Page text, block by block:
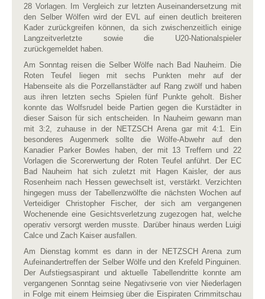
28 Vorlagen. Im Vergleich zur letzten Auseinandersetzung mit
den Selber Wölfen wird der EVL auf einen deutlich breiteren
Kader zurückgreifen können, da sich zwischenzeitlich einige
Langzeitverletzte sowie die U20-Nationalspieler
zurückgemeldet haben.
Am Sonntag reisen die Selber Wölfe nach Bad Nauheim. Die
Roten Teufel liegen mit sechs Punkten mehr auf der
Habenseite als die Porzellanstädter auf Rang zwölf und haben
aus ihren letzten sechs Spielen fünf Punkte geholt. Bisher
konnte das Wolfsrudel beide Partien gegen die Kurstädter in
dieser Saison für sich entscheiden. In Nauheim gewann man
mit 3:2, zuhause in der NETZSCH Arena gar mit 4:1. Ein
besonderes Augenmerk sollte die Wölfe-Abwehr auf den
Kanadier Parker Bowles haben, der mit 13 Treffern und 22
Vorlagen die Scorerwertung der Roten Teufel anführt. Der EC
Bad Nauheim hat sich zuletzt mit Hagen Kaisler, der aus
Rosenheim nach Hessen gewechselt ist, verstärkt. Verzichten
hingegen muss der Tabellenzwölfte die nächsten Wochen auf
Verteidiger Christopher Fischer, der sich am vergangenen
Wochenende eine Gesichtsverletzung zugezogen hat, welche
operativ versorgt werden musste. Darüber hinaus werden Luigi
Calce und Zach Kaiser ausfallen.
Am Dienstag kommt es dann in der NETZSCH Arena zum
Aufeinandertreffen der Selber Wölfe und den Krefeld Pinguinen.
Der Aufstiegsaspirant und aktuelle Tabellendritte konnte am
vergangenen Sonntag seine Negativserie von vier Niederlagen
in Folge mit einem Heimsieg über die Eispiraten Crimmitschau